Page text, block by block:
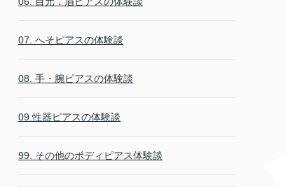
07. へそピアスの体験談
08. 手・腕ピアスの体験談
09.性器ピアスの体験談
99. その他のボディピアス体験談